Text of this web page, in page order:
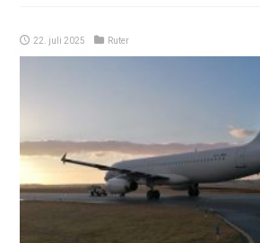
22. juli 2025 Ruter